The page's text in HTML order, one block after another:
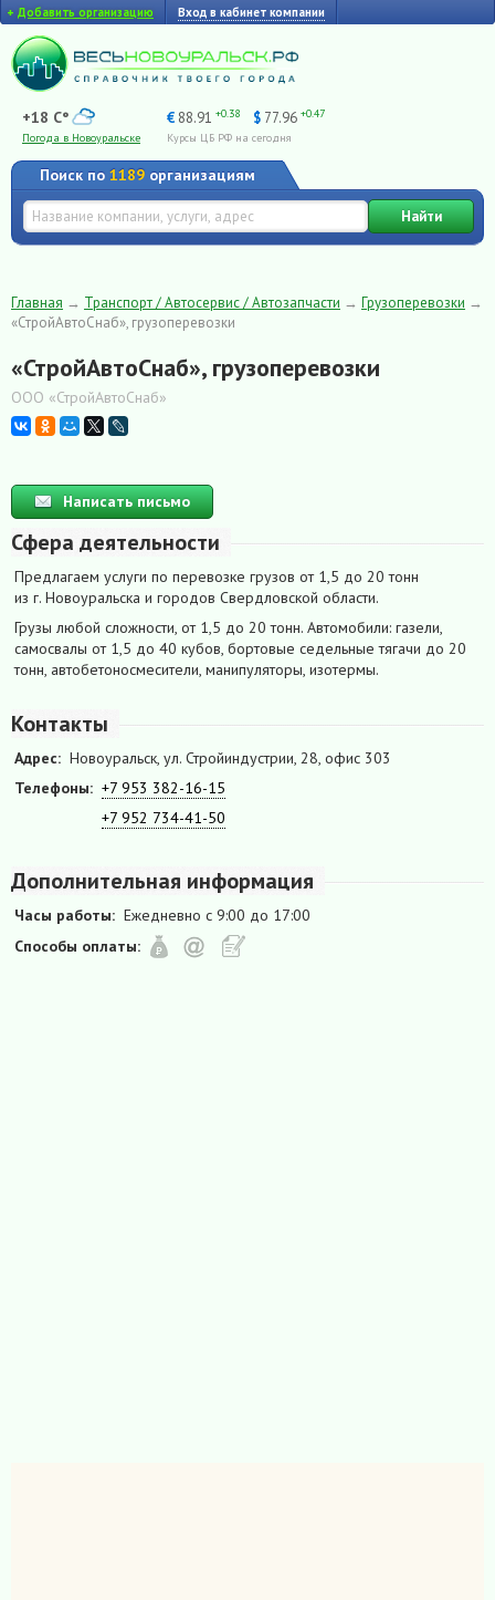
+ Добавить организацию Вход в кабинет компании
+18 C°
Погода в Новоуральске
€ 88.91 +0.38 $ 77.96 +0.47
Курсы ЦБ РФ на сегодня
Поиск по 1189 организациям
Найти
Главная → Транспорт / Автосервис / Автозапчасти → Грузоперевозки →
«СтройАвтоСнаб», грузоперевозки
«СтройАвтоСнаб», грузоперевозки
ООО «СтройАвтоСнаб»
Написать письмо
Сфера деятельности
Предлагаем услуги по перевозке грузов от 1,5 до 20 тонн
из г. Новоуральска и городов Свердловской области.
Грузы любой сложности, от 1,5 до 20 тонн. Автомобили: газели,
самосвалы от 1,5 до 40 кубов, бортовые седельные тягачи до 20
тонн, автобетоносмесители, манипуляторы, изотермы.
Контакты
Адрес: Новоуральск, ул. Стройиндустрии, 28, офис 303
Телефоны: +7 953 382-16-15
+7 952 734-41-50
Дополнительная информация
Часы работы: Ежедневно с 9:00 до 17:00
Способы оплаты: